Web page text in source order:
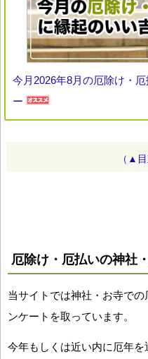
今月2026年8月の厄除け・
ー
（▲
厄除け・厄払いの神社
当サイトでは神社・お寺で
ンケートを取っています。
今年もしくは近い内に厄年